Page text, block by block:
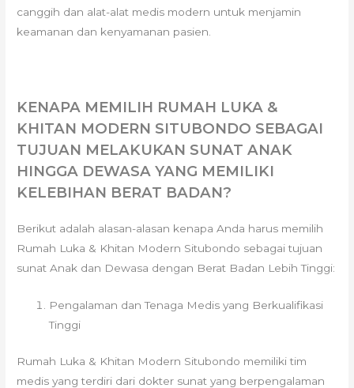
canggih dan alat-alat medis modern untuk menjamin
keamanan dan kenyamanan pasien.
KENAPA MEMILIH RUMAH LUKA &
KHITAN MODERN SITUBONDO SEBAGAI
TUJUAN MELAKUKAN SUNAT ANAK
HINGGA DEWASA YANG MEMILIKI
KELEBIHAN BERAT BADAN?
Berikut adalah alasan-alasan kenapa Anda harus memilih
Rumah Luka & Khitan Modern Situbondo sebagai tujuan
sunat Anak dan Dewasa dengan Berat Badan Lebih Tinggi:
Pengalaman dan Tenaga Medis yang Berkualifikasi
Tinggi
Rumah Luka & Khitan Modern Situbondo memiliki tim
medis yang terdiri dari dokter sunat yang berpengalaman